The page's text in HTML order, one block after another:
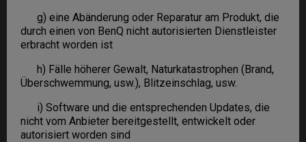
g) eine Abänderung oder Reparatur am Produkt, die
durch einen von BenQ nicht autorisierten Dienstleister
erbracht worden ist
h) Fälle höherer Gewalt, Naturkatastrophen (Brand,
Überschwemmung, usw.), Blitzeinschlag, usw.
i) Software und die entsprechenden Updates, die
nicht vom Anbieter bereitgestellt, entwickelt oder
autorisiert worden sind